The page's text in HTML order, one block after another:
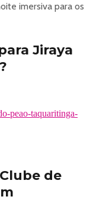
imersiva para os
Jiraya
peao-taquaritinga-
de